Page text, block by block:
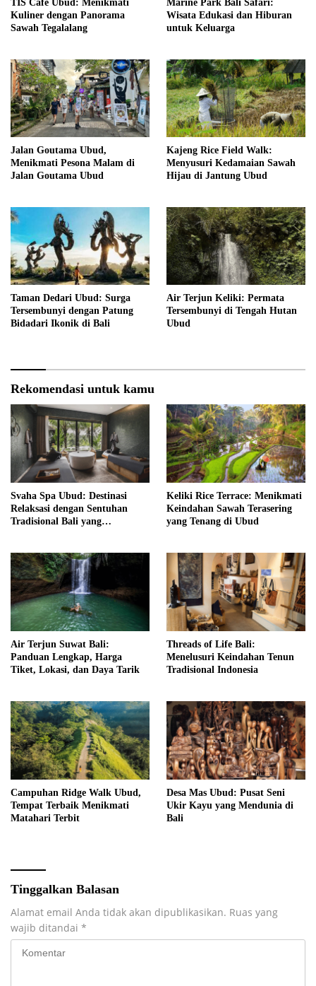
TIS Cafe Ubud: Menikmati
Kuliner dengan Panorama
Sawah Tegalalang
Marine Park Bali Safari:
Wisata Edukasi dan Hiburan
untuk Keluarga
Jalan Goutama Ubud,
Menikmati Pesona Malam di
Jalan Goutama Ubud
Kajeng Rice Field Walk:
Menyusuri Kedamaian Sawah
Hijau di Jantung Ubud
Taman Dedari Ubud: Surga
Tersembunyi dengan Patung
Bidadari Ikonik di Bali
Air Terjun Keliki: Permata
Tersembunyi di Tengah Hutan
Ubud
Rekomendasi untuk kamu
Svaha Spa Ubud: Destinasi
Relaksasi dengan Sentuhan
Tradisional Bali yang
Keliki Rice Terrace: Menikmati
Keindahan Sawah Terasering
yang Tenang di Ubud
Air Terjun Suwat Bali:
Panduan Lengkap, Harga
Tiket, Lokasi, dan Daya Tarik
Threads of Life Bali:
Menelusuri Keindahan Tenun
Tradisional Indonesia
Campuhan Ridge Walk Ubud,
Tempat Terbaik Menikmati
Matahari Terbit
Desa Mas Ubud: Pusat Seni
Ukir Kayu yang Mendunia di
Bali
Tinggalkan Balasan
Alamat email Anda tidak akan dipublikasikan. Ruas yang
wajib ditandai *